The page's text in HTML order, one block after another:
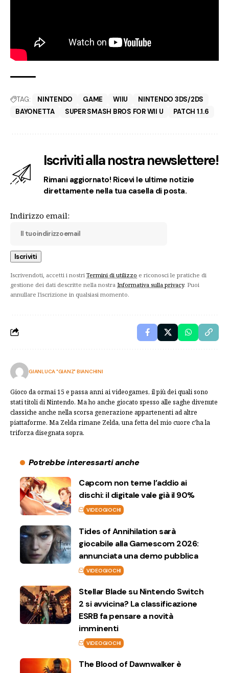
TAG: NINTENDO GAME WIIU
NINTENDO 3DS/2DS
BAYONETTA
SUPER SMASH BROS FOR WII U PATCH 1.1.6
Iscriviti alla nostra newslettere!
Rimani aggiornato! Ricevi le ultime notizie
direttamente nella tua casella di posta.
Indirizzo email:
Iscrivendoti, accetti i nostri Termini di utilizzo e riconosci le pratiche di
gestione dei dati descritte nella nostra Informativa sulla privacy. Puoi
annullare l'iscrizione in qualsiasi momento.
GIANLUCA "GIANZ" BIANCHINI
Gioco da ormai 15 e passa anni ai videogames, il più dei quali sono
stati titoli di Nintendo. Ma ho anche giocato spesso alle saghe divenute
classiche anche nella scorsa generazione appartenenti ad altre
piattaforme. Ma Zelda rimane Zelda, una fetta del mio cuore c'ha la
triforza disegnata sopra.
Potrebbe interessarti anche
Capcom non teme l’addio ai
dischi: il digitale vale già il 90%
VIDEOGIOCHI
Tides of Annihilation sarà
giocabile alla Gamescom 2026:
annunciata una demo pubblica
VIDEOGIOCHI
Stellar Blade su Nintendo Switch
2 si avvicina? La classificazione
ESRB fa pensare a novità
imminenti
VIDEOGIOCHI
The Blood of Dawnwalker è